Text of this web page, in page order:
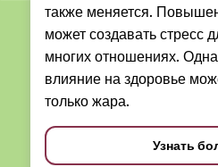
также меняется.
может создавать стресс
многих отношениях.
влияние на здоровье
только жара.
Узнать